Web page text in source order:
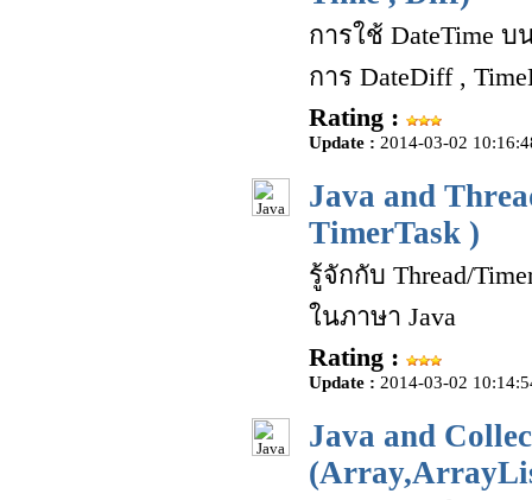
การใช้ DateTime บ
การ DateDiff ,
Rating :
Update : 2014-03-02
Java and
TimerTask )
รู้จักกับ Thread/
ในภาษา Java
Rating :
Update : 2014-03-02
Java and